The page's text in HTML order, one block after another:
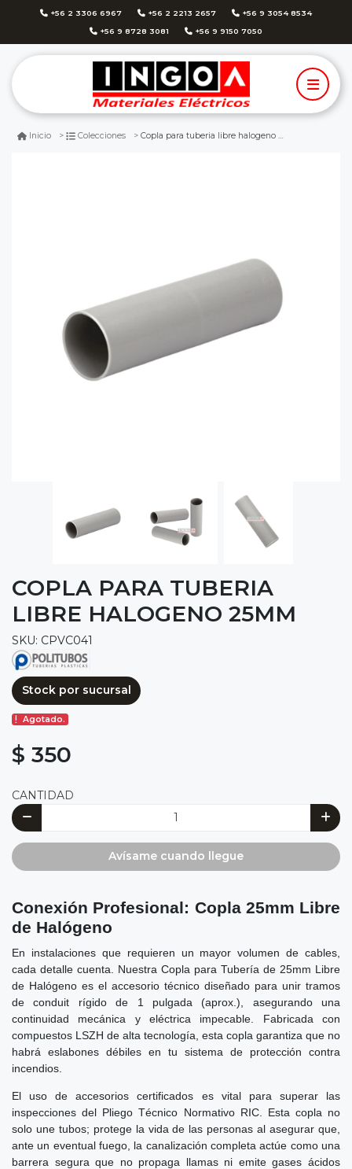
+56 2 3306 6967 +56 2 2213 2657 +56 9 3054 8534
+56 9 8728 3081 +56 9 9150 7050
Inicio Colecciones Copla para tuberia libre halogeno 25mm
COPLA PARA TUBERIA
LIBRE HALOGENO 25MM
SKU: CPVC041
Stock por sucursal
Agotado.
$ 350
CANTIDAD
Avísame cuando llegue
Conexión Profesional: Copla 25mm Libre
de Halógeno
En instalaciones que requieren un mayor volumen de cables,
cada detalle cuenta. Nuestra Copla para Tubería de 25mm Libre
de Halógeno es el accesorio técnico diseñado para unir tramos
de conduit rígido de 1 pulgada (aprox.), asegurando una
continuidad mecánica y eléctrica impecable. Fabricada con
compuestos LSZH de alta tecnología, esta copla garantiza que no
habrá eslabones débiles en tu sistema de protección contra
incendios.
El uso de accesorios certificados es vital para superar las
inspecciones del Pliego Técnico Normativo RIC. Esta copla no
solo une tubos; protege la vida de las personas al asegurar que,
ante un eventual fuego, la canalización completa actúe como una
barrera segura que no propaga llamas ni emite gases ácidos